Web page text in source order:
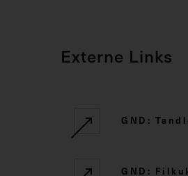
Externe Links
GND:
GND: